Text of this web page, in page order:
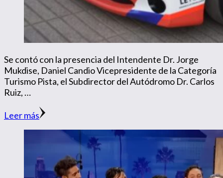
Se contó con la presencia del Intendente Dr. Jorge
Mukdise, Daniel Candio Vicepresidente de la Categoría
Turismo Pista, el Subdirector del Autódromo Dr. Carlos
Ruiz, …
Leer más